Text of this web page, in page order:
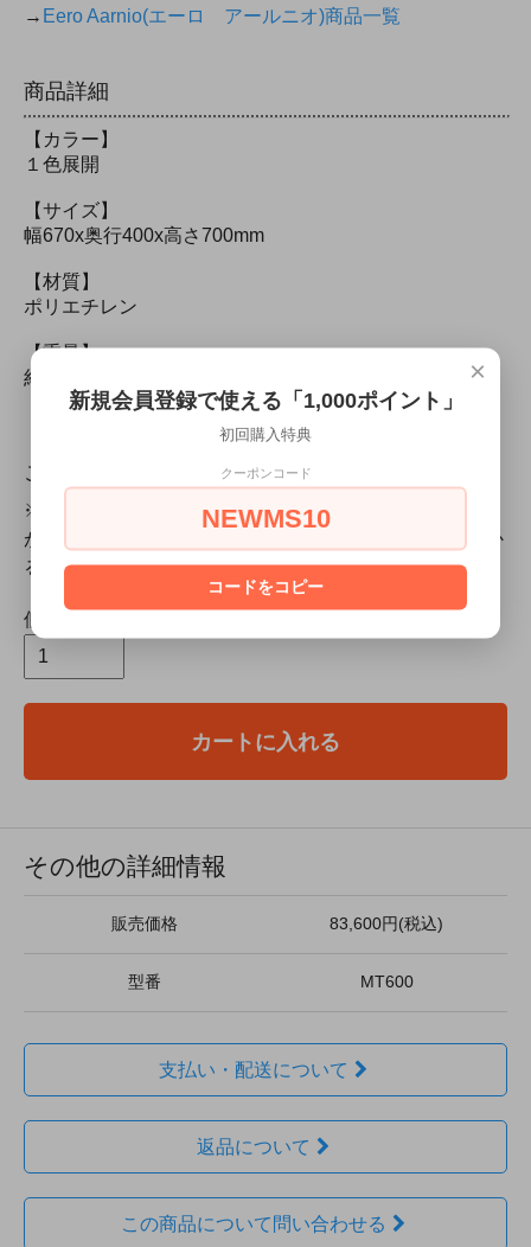
→ Eero Aarnio(エーロ アールニオ)商品一覧
商品詳細
【カラー】
１色展開
【サイズ】
幅670x奥行400x高さ700mm
【材質】
ポリエチレン
【重量】
約7kg
ご購入前にご確認ください
※こちらの商品は通常１週間以内のお届けとなります
が、国内の在庫が切れた場合、２週間〜約４-５ヶ月かか
る場合もございます。
個数
カートに入れる
その他の詳細情報
販売価格 83,600円(税込)
型番 MT600
支払い・配送について
返品について
この商品について問い合わせる
×
新規会員登録で使える「1,000ポイント」
初回購入特典
クーポンコード
NEWMS10
コードをコピー